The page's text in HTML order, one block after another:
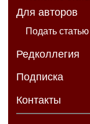
Для авторов
Подать статью
Редколлегия
Подписка
Контакты